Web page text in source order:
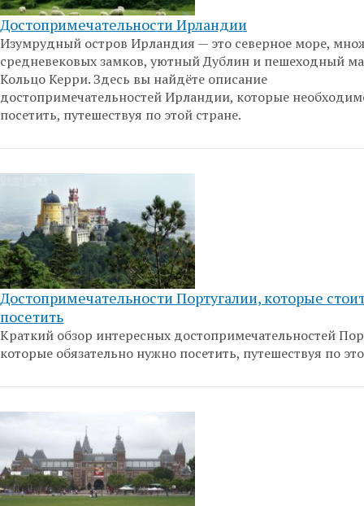
Достопримечательности Ирландии
Изумрудный остров Ирландия — это северное море,
средневековых замков, уютный Дублин и пешеходный
Кольцо Керри. Здесь вы найдёте описание
достопримечательностей Ирландии, которые
посетить, путешествуя по этой стране.
Достопримечательности Португалии, которые
посетить
Краткий обзор интересных достопримечательностей
которые обязательно нужно посетить, путешествуя по